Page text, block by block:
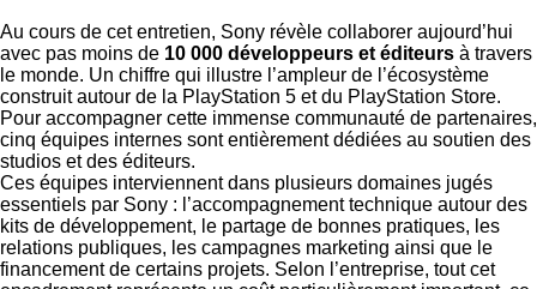
Au cours de cet entretien, Sony révèle collaborer aujourd’hui
avec pas moins de 10 000 développeurs et éditeurs à travers
le monde. Un chiffre qui illustre l’ampleur de l’écosystème
construit autour de la PlayStation 5 et du PlayStation Store.
Pour accompagner cette immense communauté de partenaires,
cinq équipes internes sont entièrement dédiées au soutien des
studios et des éditeurs.
Ces équipes interviennent dans plusieurs domaines jugés
essentiels par Sony : l’accompagnement technique autour des
kits de développement, le partage de bonnes pratiques, les
relations publiques, les campagnes marketing ainsi que le
financement de certains projets. Selon l’entreprise, tout cet